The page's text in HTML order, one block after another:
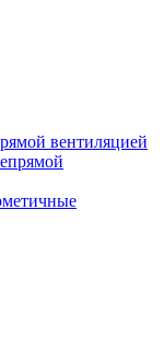
вентиляцией